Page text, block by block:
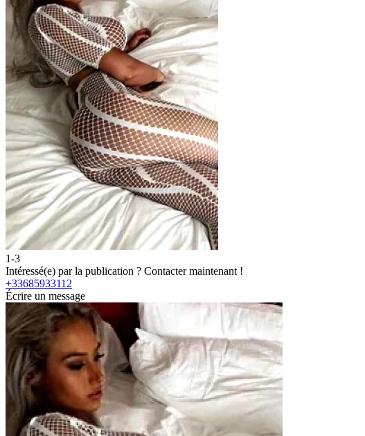
1-3
Intéressé(e) par la publication ? Contacter maintenant !
+33685933112
Écrire un message